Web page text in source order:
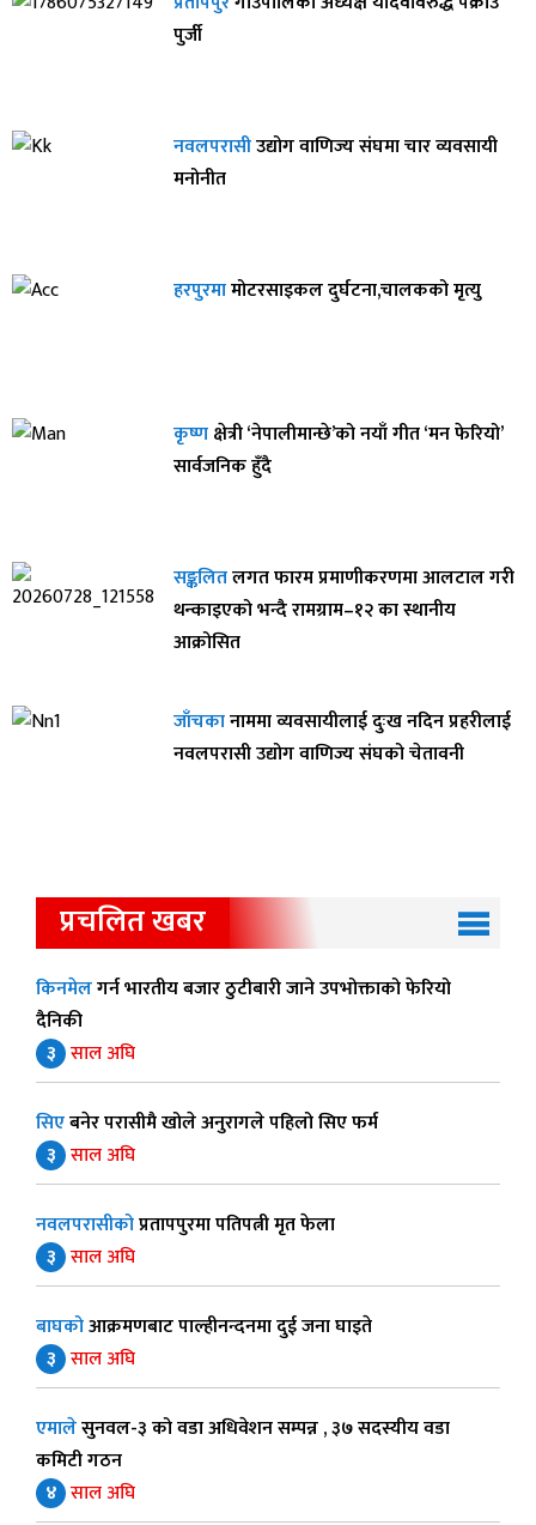
पुर्जी
नवलपरासीउद्योग वाणिज्य संघमा चार व्यवसायी
मनोनीत
हरपुरमामोटरसाइकल दुर्घटना,चालकको मृत्यु
कृष्णक्षेत्री ‘नेपालीमान्छे’को नयाँ गीत ‘मन फेरियो’
सार्वजनिक हुँदै
सङ्कलितलगत फारम प्रमाणीकरणमा आलटाल गरी
थन्काइएको भन्दै रामग्राम–१२ का स्थानीय
आक्रोसित
जाँचकानाममा व्यवसायीलाई दुःख नदिन प्रहरीलाई
नवलपरासी उद्योग वाणिज्य संघको चेतावनी
प्रचलित खबर
किनमेलगर्न भारतीय बजार ठुटीबारी जाने उपभोक्ताको फेरियो
दैनिकी
३ साल अघि
सिएबनेर परासीमै खोले अनुरागले पहिलो सिए फर्म
३ साल अघि
नवलपरासीकोप्रतापपुरमा पतिपत्नी मृत फेला
३ साल अघि
बाघकोआक्रमणबाट पाल्हीनन्दनमा दुई जना घाइते
३ साल अघि
एमालेसुनवल-३ को वडा अधिवेशन सम्पन्न , ३७ सदस्यीय वडा
कमिटी गठन
४ साल अघि